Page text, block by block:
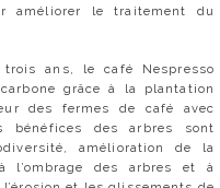
améliorer le traitement du
trois ans, le café Nespresso
grâce à la plantation
des fermes de café avec
bénéfices des arbres sont
amélioration de la
l’ombrage des arbres et à